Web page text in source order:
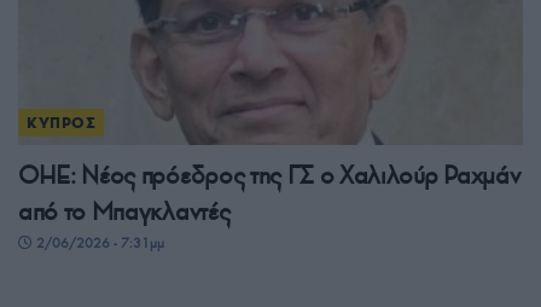
ΚΥΠΡΟΣ
ΟΗΕ: Νέος πρόεδρος της ΓΣ ο Χαλιλούρ Ραχμάν
από το Μπαγκλαντές
2/06/2026 - 7:31μμ